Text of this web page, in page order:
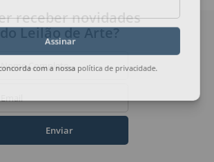
Assinar
com a nossa política de privacidade
receber novidades
do Leilão de Arte?
Nome Completo
Email
Enviar